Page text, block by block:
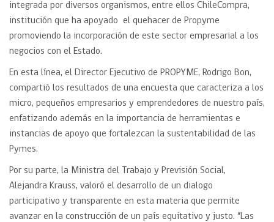
integrada por diversos organismos, entre ellos ChileCompra,
institución que ha apoyado el quehacer de Propyme
promoviendo la incorporación de este sector empresarial a los
negocios con el Estado.
En esta línea, el Director Ejecutivo de PROPYME, Rodrigo Bon,
compartió los resultados de una encuesta que caracteriza a los
micro, pequeños empresarios y emprendedores de nuestro país,
enfatizando además en la importancia de herramientas e
instancias de apoyo que fortalezcan la sustentabilidad de las
Pymes.
Por su parte, la Ministra del Trabajo y Previsión Social,
Alejandra Krauss, valoró el desarrollo de un dialogo
participativo y transparente en esta materia que permite
avanzar en la construcción de un país equitativo y justo. “Las